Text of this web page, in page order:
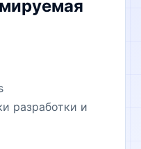
разработки и